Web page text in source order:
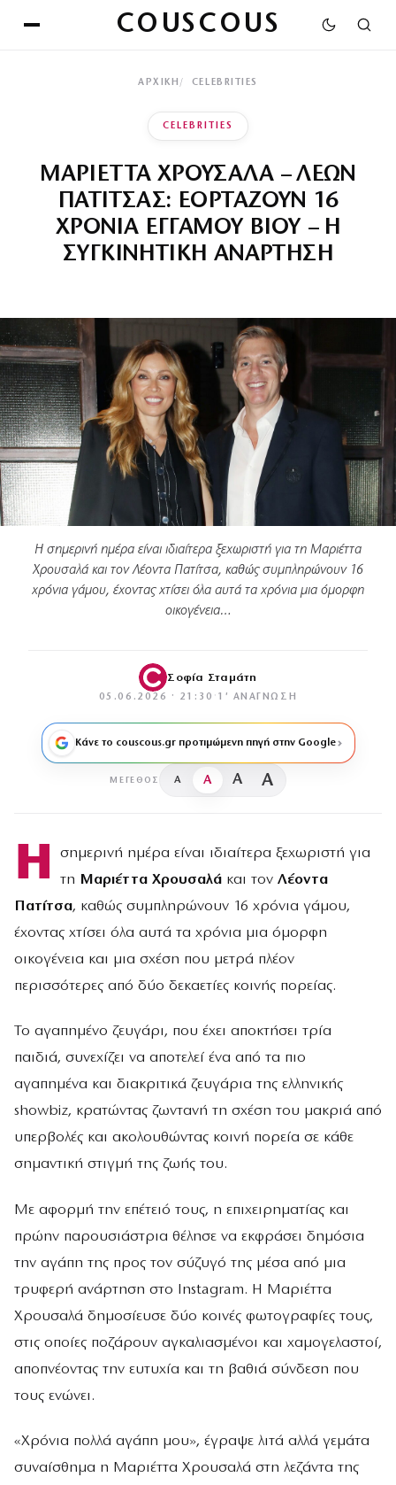
COUSCOUS
ΑΡΧΙΚΉ CELEBRITIES
CELEBRITIES
ΜΑΡΙΕΤΤΑ ΧΡΟΥΣΑΛΑ – ΛΕΩΝ
ΠΑΤΙΤΣΑΣ: ΕΟΡΤΑΖΟΥΝ 16
ΧΡΟΝΙΑ ΕΓΓΑΜΟΥ ΒΙΟΥ – Η
ΣΥΓΚΙΝΗΤΙΚΗ ΑΝΑΡΤΗΣΗ
Η σημερινή ημέρα είναι ιδιαίτερα ξεχωριστή για τη Μαριέττα
Χρουσαλά και τον Λέοντα Πατίτσα, καθώς συμπληρώνουν 16
χρόνια γάμου, έχοντας χτίσει όλα αυτά τα χρόνια μια όμορφη
οικογένεια…
Σοφία Σταμάτη
05.06.2026 · 21:30 · 1′ ΑΝΆΓΝΩΣΗ
Κάνε το couscous.gr προτιμώμενη πηγή στην Google
ΜΈΓΕΘΟΣ A A A A
Η
σημερινή ημέρα είναι ιδιαίτερα ξεχωριστή για
τη Μαριέττα Χρουσαλάκαι τον Λέοντα
Πατίτσα, καθώς συμπληρώνουν 16 χρόνια γάμου,
έχοντας χτίσει όλα αυτά τα χρόνια μια όμορφη
οικογένεια και μια σχέση που μετρά πλέον
περισσότερες από δύο δεκαετίες κοινής πορείας.
Το αγαπημένο ζευγάρι, που έχει αποκτήσει τρία
παιδιά, συνεχίζει να αποτελεί ένα από τα πιο
αγαπημένα και διακριτικά ζευγάρια της ελληνικής
showbiz, κρατώντας ζωντανή τη σχέση του μακριά από
υπερβολές και ακολουθώντας κοινή πορεία σε κάθε
σημαντική στιγμή της ζωής του.
Με αφορμή την επέτειό τους, η επιχειρηματίας και
πρώην παρουσιάστρια θέλησε να εκφράσει δημόσια
την αγάπη της προς τον σύζυγό της μέσα από μια
τρυφερή ανάρτηση στο Instagram. Η Μαριέττα
Χρουσαλά δημοσίευσε δύο κοινές φωτογραφίες τους,
στις οποίες ποζάρουν αγκαλιασμένοι και χαμογελαστοί,
αποπνέοντας την ευτυχία και τη βαθιά σύνδεση που
τους ενώνει.
«Χρόνια πολλά αγάπη μου», έγραψε λιτά αλλά γεμάτα
συναίσθημα η Μαριέττα Χρουσαλά στη λεζάντα της